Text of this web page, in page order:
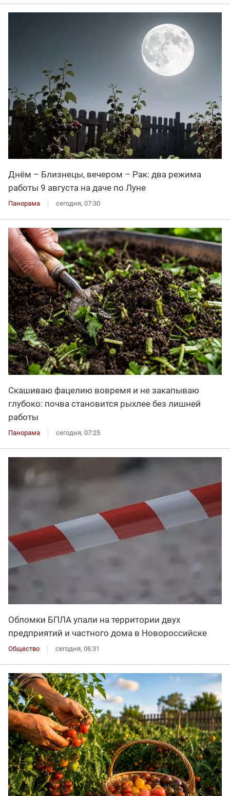
Днём – Близнецы, вечером – Рак: два режима
работы 9 августа на даче по Луне
Панорама сегодня, 07:30
Скашиваю фацелию вовремя и не закапываю
глубоко: почва становится рыхлее без лишней
работы
Панорама сегодня, 07:25
Обломки БПЛА упали на территории двух
предприятий и частного дома в Новороссийске
Общество сегодня, 06:31